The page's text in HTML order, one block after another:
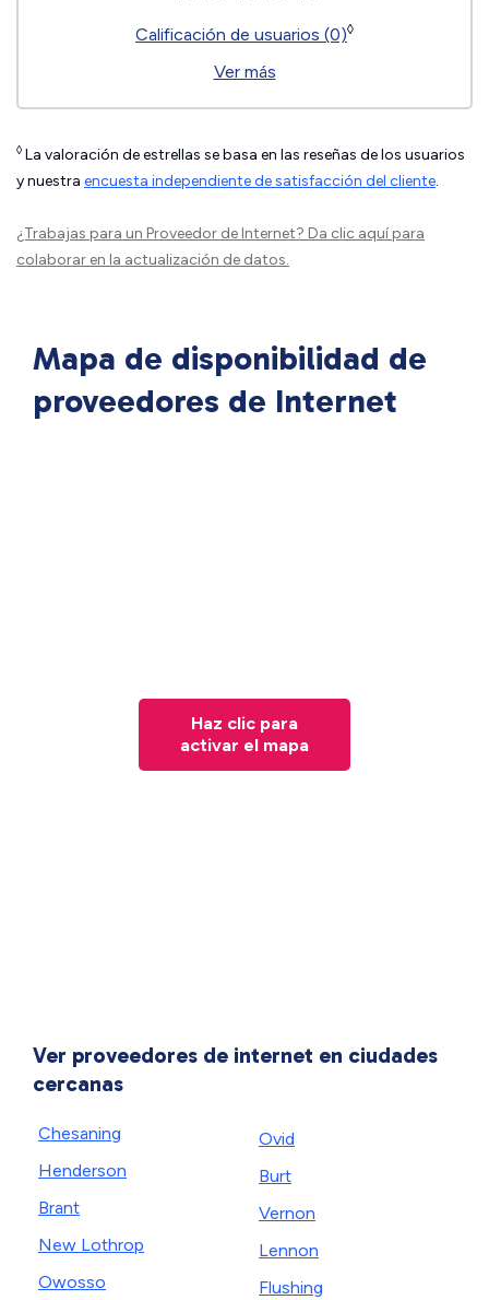
Calificación de usuarios (0)◊
Ver más
◊ La valoración de estrellas se basa en las reseñas de los usuarios
y nuestra encuesta independiente de satisfacción del cliente.
¿Trabajas para un Proveedor de Internet? Da clic aquípara
colaborar en la actualización de datos.
Mapa de disponibilidad de
proveedores de Internet
Haz clic para
activar el mapa
Ver proveedores de internet en ciudades
cercanas
Chesaning
Henderson
Brant
New Lothrop
Owosso
Ovid
Burt
Vernon
Lennon
Flushing